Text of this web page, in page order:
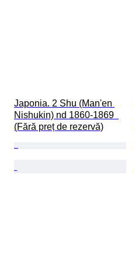
Japonia. 2 Shu (Man'en
Nishukin) nd 1860-1869
(Fără preț de rezervă)